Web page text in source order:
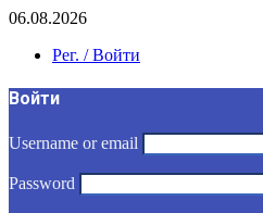
06.08.2026
Рег. / Войти
Войти
Username or email
Password